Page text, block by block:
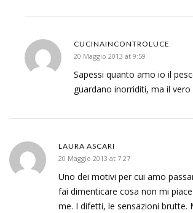
CUCINAINCONTROLUCE
20 Maggio 2013 at 9:59
Sapessi quanto amo io il
guardano inorriditi, ma il
LAURA ASCARI
20 Maggio 2013 at 7:27
Uno dei motivi per cui amo
fai dimenticare cosa non mi
me. I difetti, le sensazioni brutte.